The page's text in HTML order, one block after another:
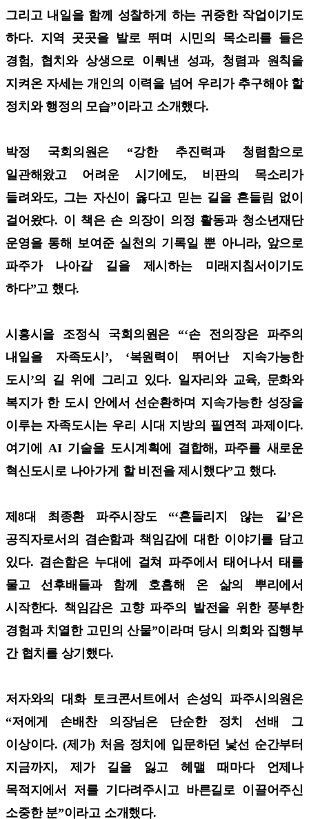
그리고 내일을 함께 성찰하게 하는 귀중한 작업이기도
하다. 지역 곳곳을 발로 뛰며 시민의 목소리를 들은
경험, 협치와 상생으로 이뤄낸 성과, 청렴과 원칙을
지켜온 자세는 개인의 이력을 넘어 우리가 추구해야 할
정치와 행정의 모습”이라고 소개했다.
박정 국회의원은 “강한 추진력과 청렴함으로
일관해왔고 어려운 시기에도, 비판의 목소리가
들려와도, 그는 자신이 옳다고 믿는 길을 흔들림 없이
걸어왔다. 이 책은 손 의장이 의정 활동과 청소년재단
운영을 통해 보여준 실천의 기록일 뿐 아니라, 앞으로
파주가 나아갈 길을 제시하는 미래지침서이기도
하다”고 했다.
시흥시을 조정식 국회의원은 “‘손 전의장은 파주의
내일을 자족도시’, ‘복원력이 뛰어난 지속가능한
도시’의 길 위에 그리고 있다. 일자리와 교육, 문화와
복지가 한 도시 안에서 선순환하며 지속가능한 성장을
이루는 자족도시는 우리 시대 지방의 필연적 과제이다.
여기에 AI 기술을 도시계획에 결합해, 파주를 새로운
혁신도시로 나아가게 할 비전을 제시했다”고 했다.
제8대 최종환 파주시장도 “‘혼들리지 않는 길’은
공직자로서의 겸손함과 책임감에 대한 이야기를 담고
있다. 겸손함은 누대에 걸쳐 파주에서 태어나서 태를
물고 선후배들과 함께 호흡해 온 삶의 뿌리에서
시작한다. 책임감은 고향 파주의 발전을 위한 풍부한
경험과 치열한 고민의 산물”이라며 당시 의회와 집행부
간 협치를 상기했다.
저자와의 대화 토크콘서트에서 손성익 파주시의원은
“저에게 손배찬 의장님은 단순한 정치 선배 그
이상이다. (제가) 처음 정치에 입문하던 낯선 순간부터
지금까지, 제가 길을 잃고 헤맬 때마다 언제나
목적지에서 저를 기다려주시고 바른길로 이끌어주신
소중한 분”이라고 소개했다.